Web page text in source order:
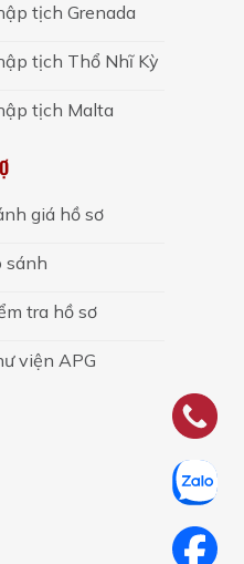
tịch Grenada
tịch Thổ Nhĩ Kỳ
tịch Malta
giá hồ sơ
sánh
tra hồ sơ
viện APG